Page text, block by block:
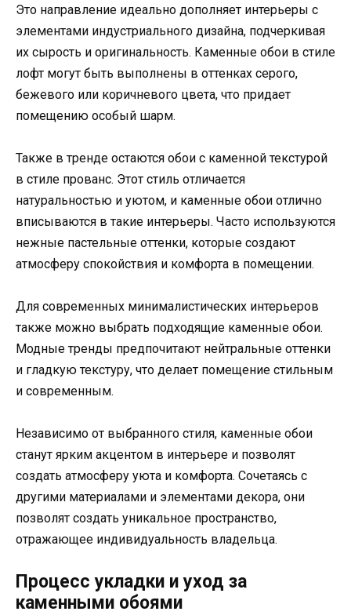
Это направление идеально дополняет интерьеры с
элементами индустриального дизайна, подчеркивая
их сырость и оригинальность. Каменные обои в стиле
лофт могут быть выполнены в оттенках серого,
бежевого или коричневого цвета, что придает
помещению особый шарм.
Также в тренде остаются обои с каменной текстурой
в стиле прованс. Этот стиль отличается
натуральностью и уютом, и каменные обои отлично
вписываются в такие интерьеры. Часто используются
нежные пастельные оттенки, которые создают
атмосферу спокойствия и комфорта в помещении.
Для современных минималистических интерьеров
также можно выбрать подходящие каменные обои.
Модные тренды предпочитают нейтральные оттенки
и гладкую текстуру, что делает помещение стильным
и современным.
Независимо от выбранного стиля, каменные обои
станут ярким акцентом в интерьере и позволят
создать атмосферу уюта и комфорта. Сочетаясь с
другими материалами и элементами декора, они
позволят создать уникальное пространство,
отражающее индивидуальность владельца.
Процесс укладки и уход за
каменными обоями